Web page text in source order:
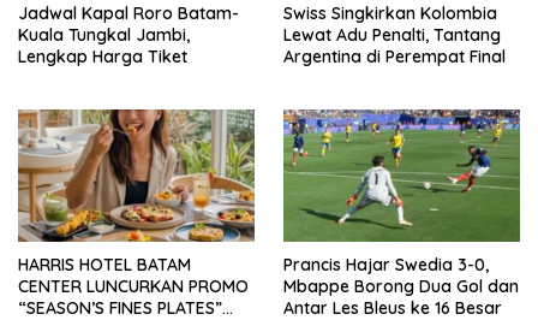
Jadwal Kapal Roro Batam-
Kuala Tungkal Jambi,
Lengkap Harga Tiket
Swiss Singkirkan Kolombia
Lewat Adu Penalti, Tantang
Argentina di Perempat Final
HARRIS HOTEL BATAM
CENTER LUNCURKAN PROMO
“SEASON’S FINES PLATES”
Prancis Hajar Swedia 3-0,
Mbappe Borong Dua Gol dan
Antar Les Bleus ke 16 Besar